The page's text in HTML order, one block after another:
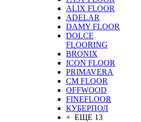
ALIX FLOOR
ADELAR
DAMY FLOOR
DOLCE
FLOORING
BRONIX
ICON FLOOR
PRIMAVERA
CM FLOOR
OFFWOOD
FINEFLOOR
КУБЕРПОЛ
+ ЕЩЕ 13